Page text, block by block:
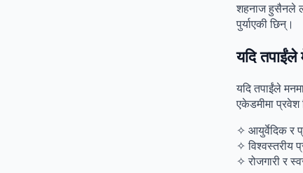
शहनाज हुसैनले
पुर्याएकी छिन्।
यदि
यदि तपाईंले
एकेडमीमा प्रवेश
✧ आयुर्वेदिक र
✧ विश्वस्तरीय
✧ रोजगारी र